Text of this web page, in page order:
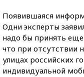
Появившаяся
Одни эксперты
надо бы принять
что при отсутствии
улицах российских
индивидуальной